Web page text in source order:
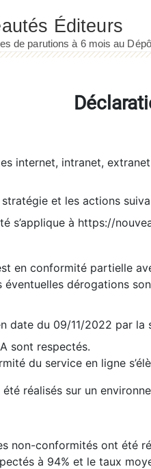
internet, intranet,
et les actions
s’applique à https://
en conformité partielle
dérogations
date du 09/11/2022 par
sont respectés.
du service en ligne
réalisés sur un
non-conformités ont été
à 94% et le taux